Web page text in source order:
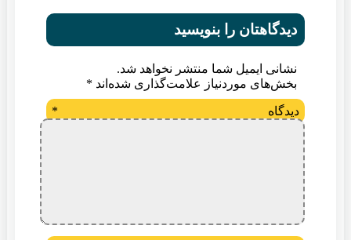
دیدگاهتان را بنویسید
نشانی ایمیل شما منتشر نخواهد شد.
بخش‌های موردنیاز علامت‌گذاری شده‌اند *
دیدگاه *